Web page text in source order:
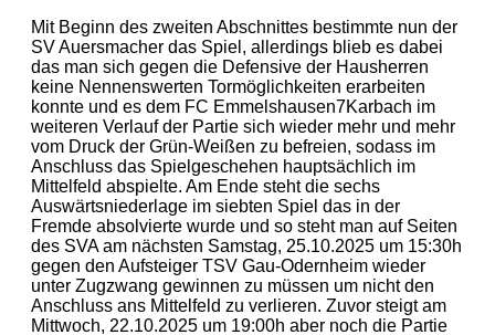
Mit Beginn des zweiten Abschnittes bestimmte nun der
SV Auersmacher das Spiel, allerdings blieb es dabei
das man sich gegen die Defensive der Hausherren
keine Nennenswerten Tormöglichkeiten erarbeiten
konnte und es dem FC Emmelshausen7Karbach im
weiteren Verlauf der Partie sich wieder mehr und mehr
vom Druck der Grün-Weißen zu befreien, sodass im
Anschluss das Spielgeschehen hauptsächlich im
Mittelfeld abspielte. Am Ende steht die sechs
Auswärtsniederlage im siebten Spiel das in der
Fremde absolvierte wurde und so steht man auf Seiten
des SVA am nächsten Samstag, 25.10.2025 um 15:30h
gegen den Aufsteiger TSV Gau-Odernheim wieder
unter Zugzwang gewinnen zu müssen um nicht den
Anschluss ans Mittelfeld zu verlieren. Zuvor steigt am
Mittwoch, 22.10.2025 um 19:00h aber noch die Partie